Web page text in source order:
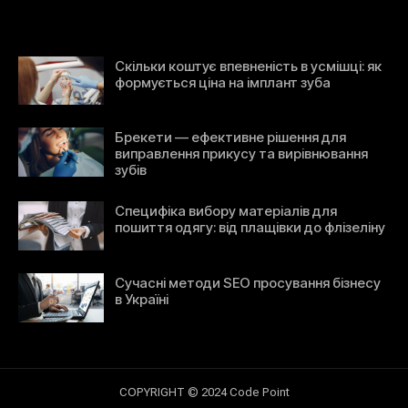
Скільки коштує впевненість в усмішці: як
формується ціна на імплант зуба
Брекети — ефективне рішення для
виправлення прикусу та вирівнювання
зубів
Специфіка вибору матеріалів для
пошиття одягу: від плащівки до флізеліну
Сучасні методи SEO просування бізнесу
в Україні
COPYRIGHT © 2024 Code Point